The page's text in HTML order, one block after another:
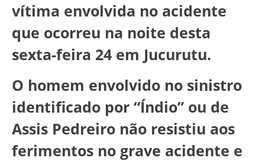
vítima envolvida no acidente
que ocorreu na noite desta
sexta-feira 24 em Jucurutu.
O homem envolvido no sinistro
identificado por “Índio” ou de
Assis Pedreiro não resistiu aos
ferimentos no grave acidente e